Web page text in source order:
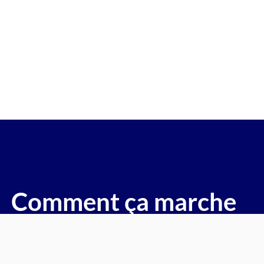
Comment ça marche